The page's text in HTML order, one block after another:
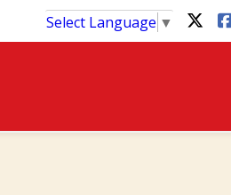
Select Language ▼